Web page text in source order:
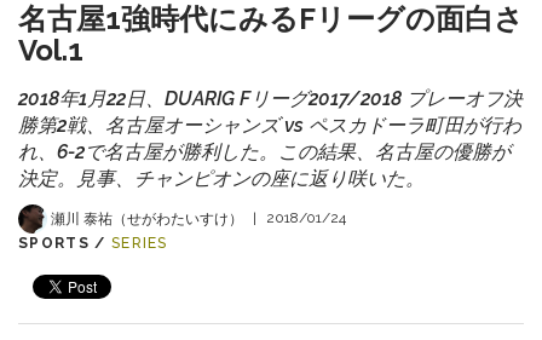
名古屋1強時代にみるFリーグの面白さ
Vol.1
2018年1月22日、DUARIG Fリーグ2017/2018 プレーオフ決
勝第2戦、名古屋オーシャンズ vs ペスカドーラ町田が行わ
れ、6-2で名古屋が勝利した。この結果、名古屋の優勝が
決定。見事、チャンピオンの座に返り咲いた。
瀬川 泰祐（せがわたいすけ） |
2018/01/24
SPORTS / SERIES